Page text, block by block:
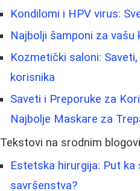
Kondilomi i HPV virus:
Najbolji šamponi za
Kozmetički saloni:
korisnika
Saveti i Preporuke za
Najbolje Maskare za
Tekstovi na srodnim
Estetska hirurgija: Put
savršenstva?